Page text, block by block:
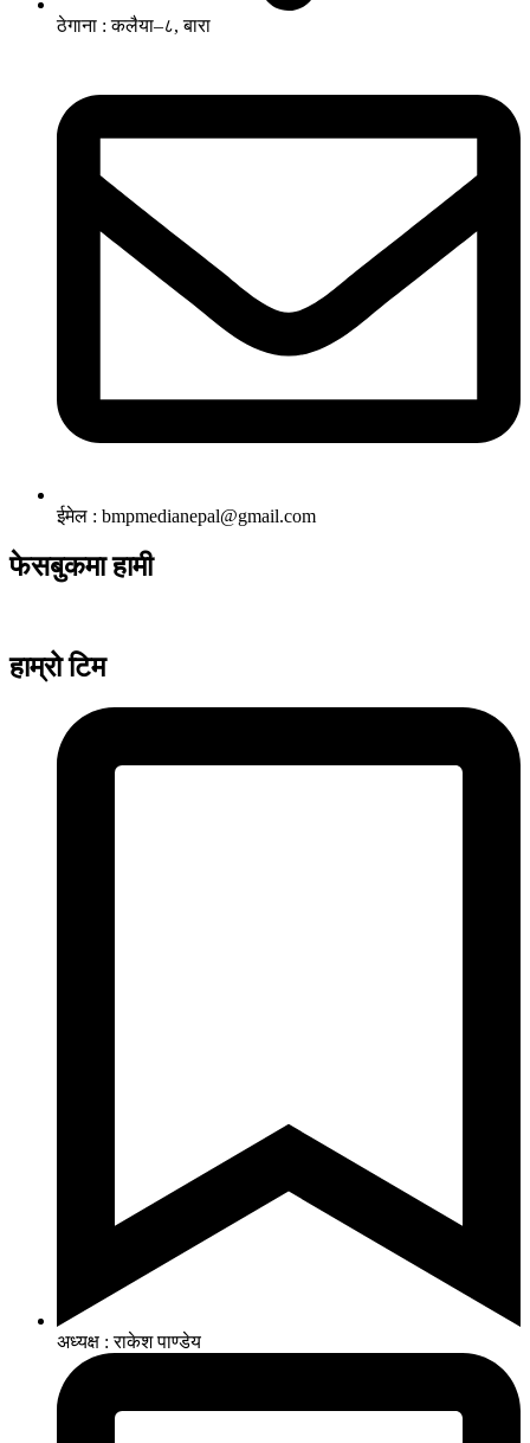
ठेगाना : कलैया–८, बारा
ईमेल : bmpmedianepal@gmail.com
फेसबुकमा हामी
हाम्रो टिम
अध्यक्ष : राकेश पाण्डेय